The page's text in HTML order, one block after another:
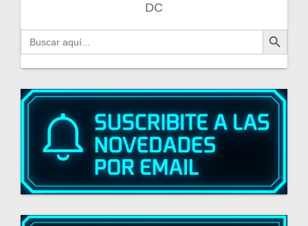
DC
Buscar: Botón de búsqueda